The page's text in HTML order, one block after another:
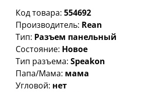
Код товара:554692
Производитель: Rean
Тип: Разъем панельный
Состояние: Новое
Тип разъема:Speakon
Папа/Мама: мама
Угловой: нет